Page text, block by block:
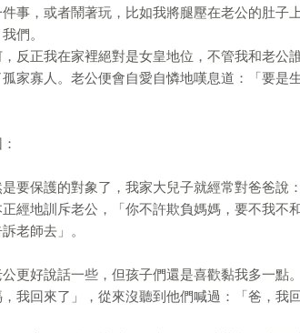
事，或者鬧著玩，比如我將腿壓在老公的肚子
們。
反正我在家裡絕對是女皇地位，不管我和老公
家寡人。老公便會自愛自憐地嘆息道：「要是
要保護的對象了，我家大兒子就經常對爸爸說
經地訓斥老公，「你不許欺負媽媽，要不我不
老師去」。
更好說話一些，但孩子們還是喜歡黏我多一點
我回來了」，從來沒聽到他們喊過：「爸，我